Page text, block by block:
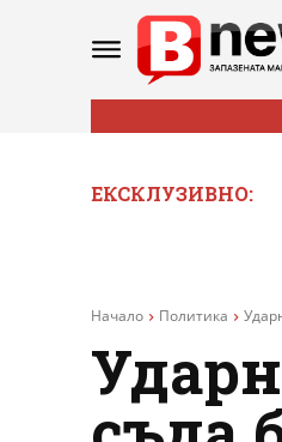
ЕКСКЛУЗИВНО:
Начало Политика